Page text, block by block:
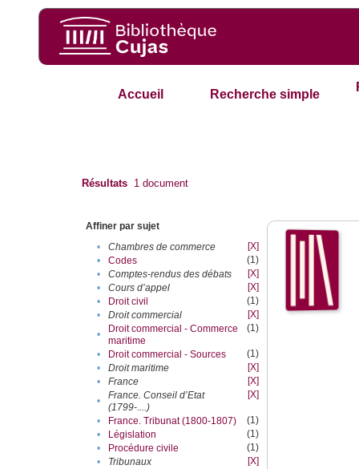
Accueil Recherche simple
Résultats 1 document
Affiner par sujet
•
Chambres de commerce
[X]
•
Codes
(1)
•
Comptes-rendus des débats
[X]
•
Cours d’appel
[X]
•
Droit civil
(1)
•
Droit commercial
[X]
•
Droit commercial - Commerce
maritime
(1)
• Droit commercial - Sources
(1)
•
Droit maritime
[X]
•
France
[X]
•
France. Conseil d’Etat
(1799-....)
[X]
• France. Tribunat (1800-1807)
(1)
•
Législation
(1)
•
Procédure civile
(1)
•
Tribunaux
[X]